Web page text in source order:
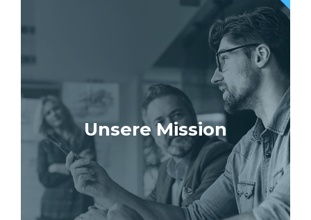
Unsere Mission